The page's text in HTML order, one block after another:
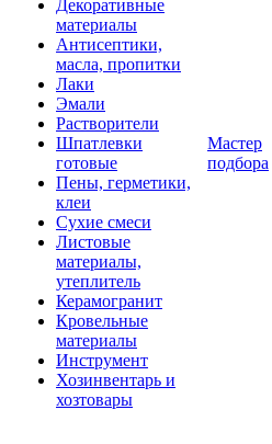
Декоративные
материалы
Антисептики,
масла, пропитки
Лаки
Эмали
Растворители
Шпатлевки
готовые
Пены, герметики,
клеи
Сухие смеси
Листовые
материалы,
утеплитель
Керамогранит
Кровельные
материалы
Инструмент
Хозинвентарь и
хозтовары
Мастер
подбора